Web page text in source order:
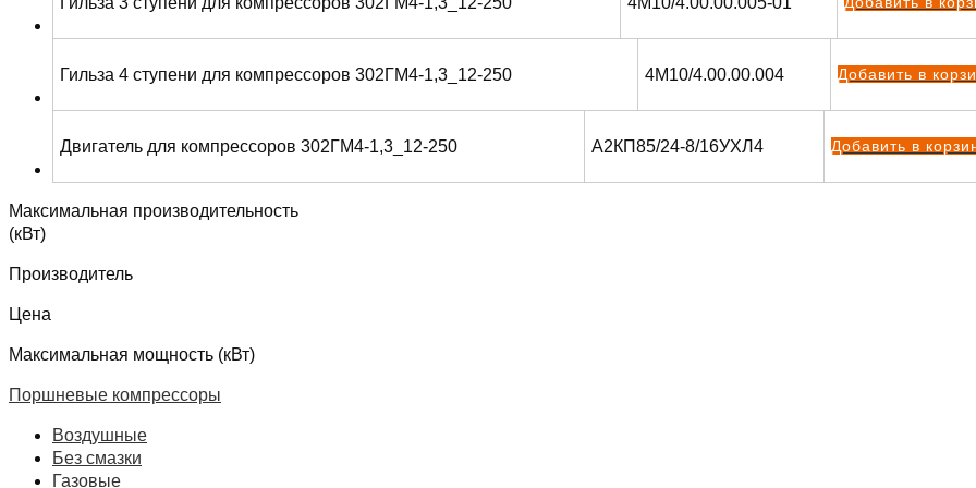
Гильза 4 ступени для компрессоров 302ГМ4-1,3_12-250 4М10/4.00.00.004 Добавить в
Двигатель для компрессоров 302ГМ4-1,3_12-250 А2КП85/24-8/16УХЛ4 Добавить в
Максимальная производительность
(кВт)
Производитель
Цена
Максимальная мощность (кВт)
Поршневые компрессоры
Воздушные
Без смазки
Газовые